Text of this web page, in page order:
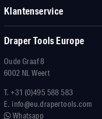
Klantenservice
Draper Tools Europe
Oude Graaf 8
6002 NL Weert
T.+31 (0)495 588 583
E. info@eu.drapertools.com
Whatsapp